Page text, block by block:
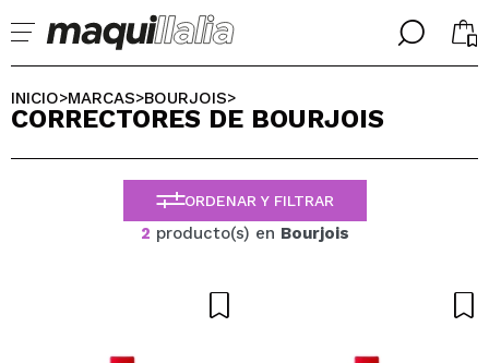
╳
Ya soy #maquilover, tengo cuenta
╳
SELECCIONA TU IDIOMA
ESPAÑOL
ENGLISH
FRANCES
ALEMAN
INICIO>MARCAS>BOURJOIS>
CORRECTORES DE BOURJOIS
ORDENAR Y FILTRAR
2 producto(s) en Bourjois